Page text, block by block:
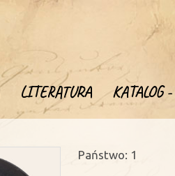
LITERATURA KATALOG -
Państwo: 1